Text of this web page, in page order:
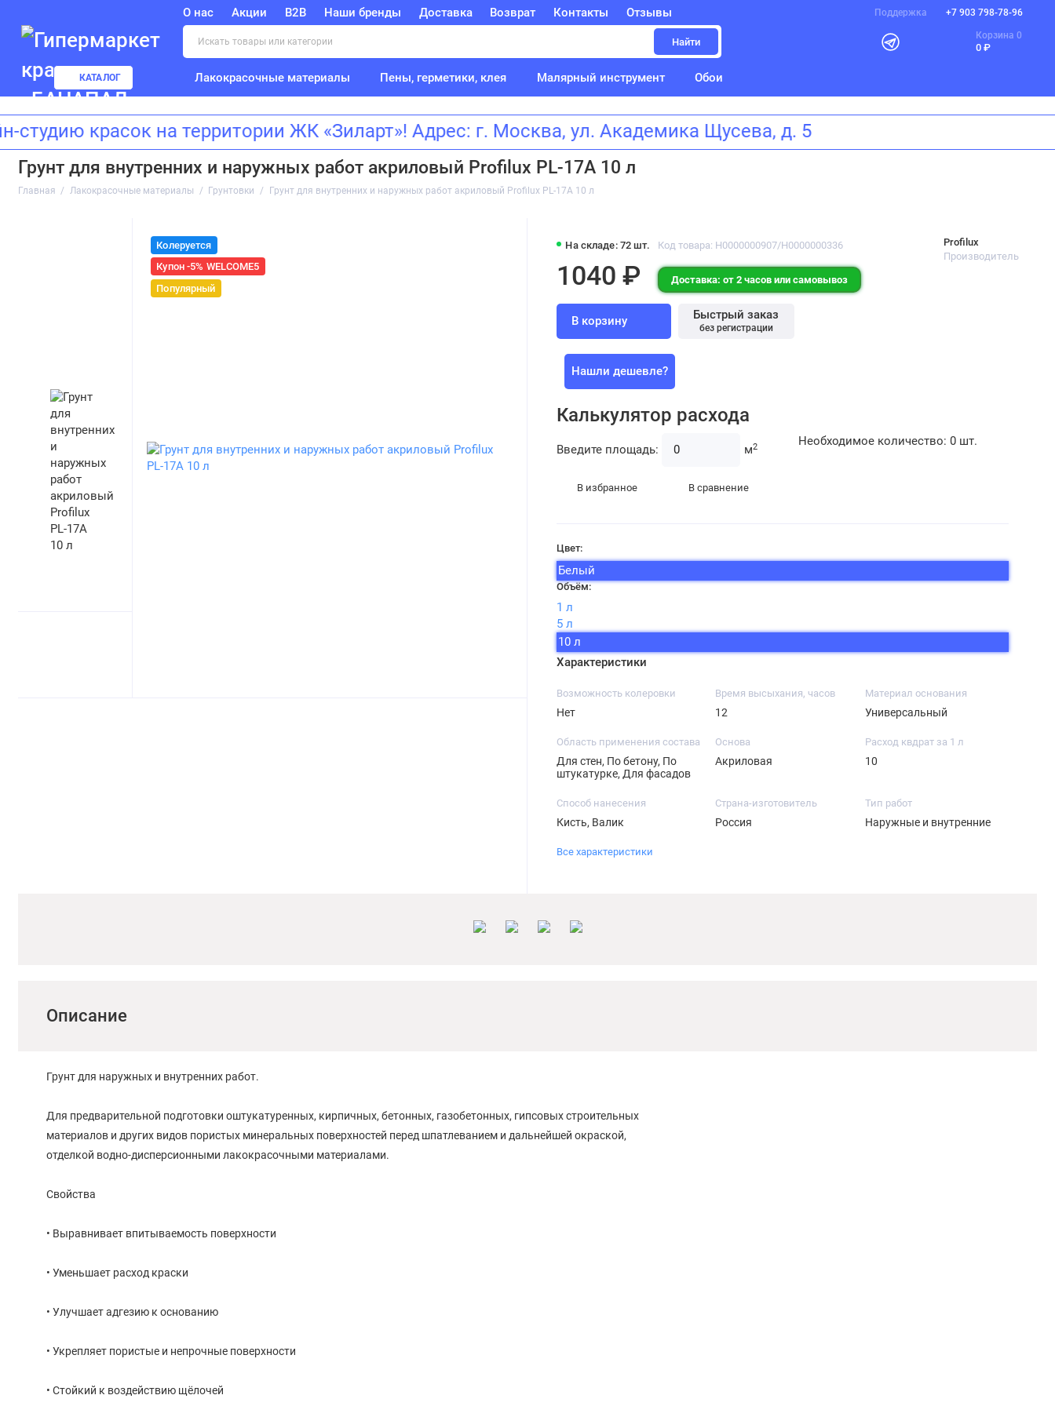
О нас Акции B2B Наши бренды Доставка Возврат Контакты Отзывы Поддержка +7 903 798-78-96
Найти
Корзина 0
0 ₽
КАТАЛОГ Лакокрасочные материалы Пены, герметики, клея Малярный инструмент Обои
красок на территории ЖК «Зиларт»! Адрес: г. Москва, ул. Академика Щусева, д. 5
Грунт для внутренних и наружных работ акриловый Profilux PL-17A 10 л
Главная Лакокрасочные материалы Грунтовки Грунт для внутренних и наружных работ акриловый Profilux PL-17A 10 л
Колеруется
Купон -5% WELCOME5
Популярный
На складе: 72 шт. Код товара: Н0000000907/Н0000000336
Profilux
Производитель
1040 ₽ Доставка: от 2 часов или самовывоз
В корзину Быстрый заказ
без регистрации
Нашли дешевле?
Калькулятор расхода
Введите площадь: м2 Необходимое количество: 0шт.
В избранное В сравнение
Цвет:
Белый
Объём:
1 л
5 л
10 л
Характеристики
Возможность колеровки
Нет
Время высыхания, часов
12
Материал основания
Универсальный
Область применения состава
Для стен, По бетону, По
штукатурке, Для фасадов
Основа
Акриловая
Расход квдрат за 1 л
10
Способ нанесения
Кисть, Валик
Страна-изготовитель
Россия
Тип работ
Наружные и внутренние
Все характеристики
Описание
Грунт для наружных и внутренних работ.
Для предварительной подготовки оштукатуренных, кирпичных, бетонных, газобетонных, гипсовых строительных
материалов и других видов пористых минеральных поверхностей перед шпатлеванием и дальнейшей окраской,
отделкой водно-дисперсионными лакокрасочными материалами.
Свойства
• Выравнивает впитываемость поверхности
• Уменьшает расход краски
• Улучшает адгезию к основанию
• Укрепляет пористые и непрочные поверхности
• Стойкий к воздействию щёлочей